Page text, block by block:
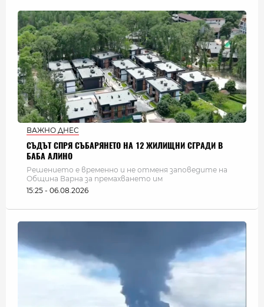
ВАЖНО ДНЕС
СЪДЪТ СПРЯ СЪБАРЯНЕТО НА 12 ЖИЛИЩНИ СГРАДИ В
БАБА АЛИНО
Решението е временно и не отменя заповедите на
Община Варна за премахването им
15:25 - 06.08.2026